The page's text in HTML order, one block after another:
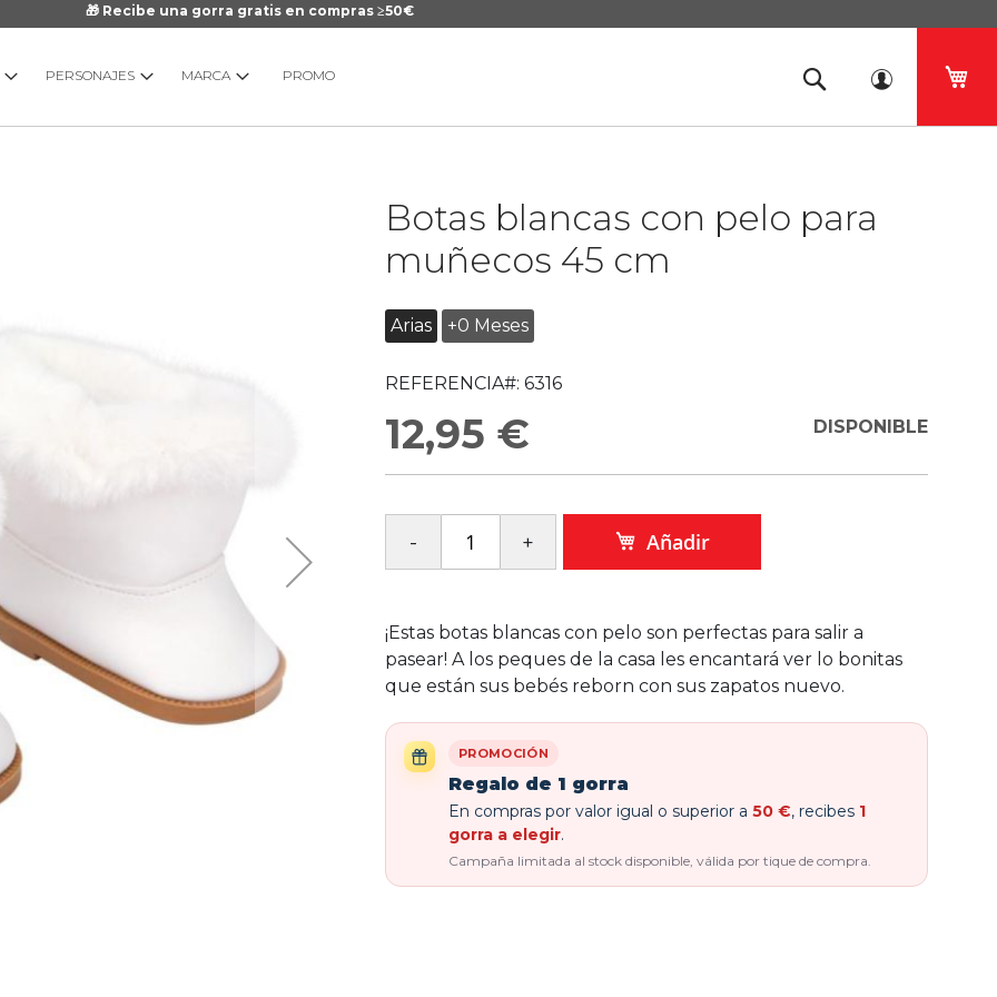
🎁 Recibe una gorra gratis en compras ≥50€
PERSONAJES MARCA PROMO
Botas blancas con pelo para
muñecos 45 cm
Arias +0 Meses
REFERENCIA#: 6316
12,95 € DISPONIBLE
Añadir
¡Estas botas blancas con pelo son perfectas para salir a
pasear! A los peques de la casa les encantará ver lo bonitas
que están sus bebés reborn con sus zapatos nuevo.
PROMOCIÓN
Regalo de 1 gorra
En compras por valor igual o superior a 50 €, recibes 1
gorra a elegir.
Campaña limitada al stock disponible, válida por tique de compra.
galería
imágenes